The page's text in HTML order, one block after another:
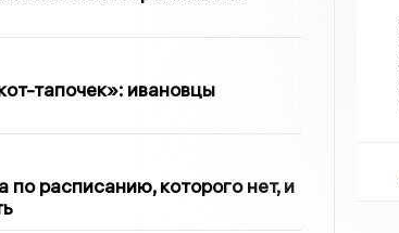
тапочек»: ивановцы
расписанию, которого нет, и